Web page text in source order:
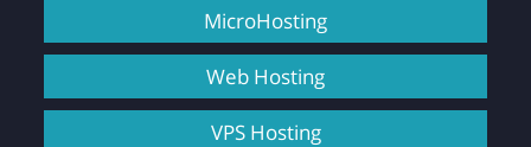
MicroHosting
Web Hosting
VPS Hosting